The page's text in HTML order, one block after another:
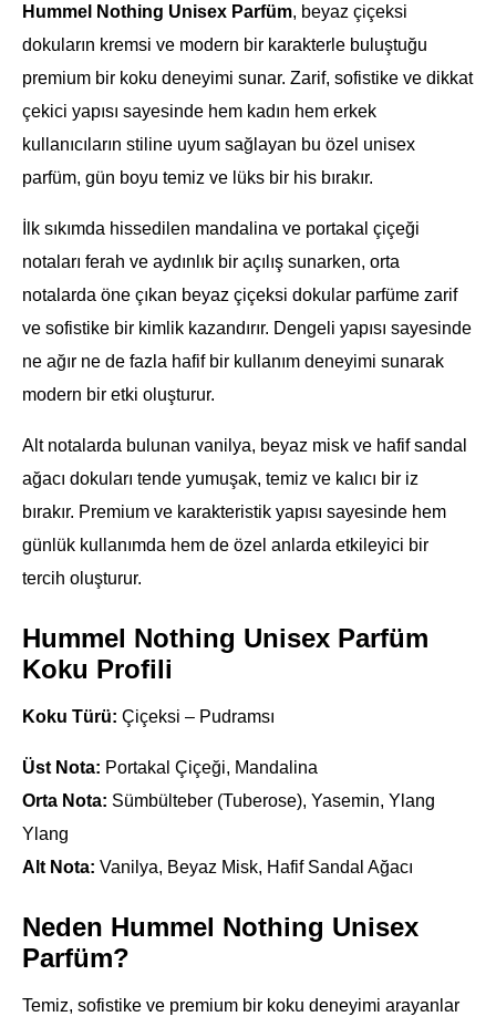
Hummel Nothing Unisex Parfüm, beyaz çiçeksi
dokuların kremsi ve modern bir karakterle buluştuğu
premium bir koku deneyimi sunar. Zarif, sofistike ve dikkat
çekici yapısı sayesinde hem kadın hem erkek
kullanıcıların stiline uyum sağlayan bu özel unisex
parfüm, gün boyu temiz ve lüks bir his bırakır.
İlk sıkımda hissedilen mandalina ve portakal çiçeği
notaları ferah ve aydınlık bir açılış sunarken, orta
notalarda öne çıkan beyaz çiçeksi dokular parfüme zarif
ve sofistike bir kimlik kazandırır. Dengeli yapısı sayesinde
ne ağır ne de fazla hafif bir kullanım deneyimi sunarak
modern bir etki oluşturur.
Alt notalarda bulunan vanilya, beyaz misk ve hafif sandal
ağacı dokuları tende yumuşak, temiz ve kalıcı bir iz
bırakır. Premium ve karakteristik yapısı sayesinde hem
günlük kullanımda hem de özel anlarda etkileyici bir
tercih oluşturur.
Hummel Nothing Unisex Parfüm
Koku Profili
Koku Türü: Çiçeksi – Pudramsı
Üst Nota: Portakal Çiçeği, Mandalina
Orta Nota: Sümbülteber (Tuberose), Yasemin, Ylang
Ylang
Alt Nota: Vanilya, Beyaz Misk, Hafif Sandal Ağacı
Neden Hummel Nothing Unisex
Parfüm?
Temiz, sofistike ve premium bir koku deneyimi arayanlar